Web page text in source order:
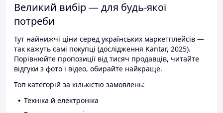
Великий вибір — для будь-якої
потреби
Тут найнижчі ціни серед українських маркетплейсів —
так кажуть самі покупці (дослідження Kantar, 2025).
Порівнюйте пропозиції від тисяч продавців, читайте
відгуки з фото і відео, обирайте найкраще.
Топ категорій за кількістю замовлень:
Техніка й електроніка